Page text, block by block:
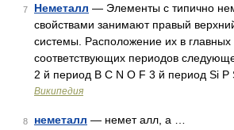
7 Неметалл — Элементы с типично
свойствами занимают правый
системы. Расположение их в главных
соответствующих периодов
2 й период B C N O F 3 й период Si P
Википедия
8 неметалл — немет алл, а …